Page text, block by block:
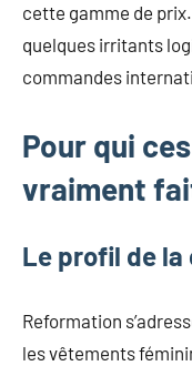
cette gamme de
quelques irritants
commandes
Pour qui
vraiment
Le profil de
Reformation
les vêtements